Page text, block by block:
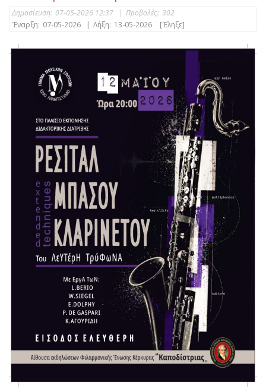
Δημοσίευση: 07-05-2026 12:37 | Προβολές: 302
Έναρξη: 07-05-2026 | Λήξη: 13-05-2026 [Έληξε]